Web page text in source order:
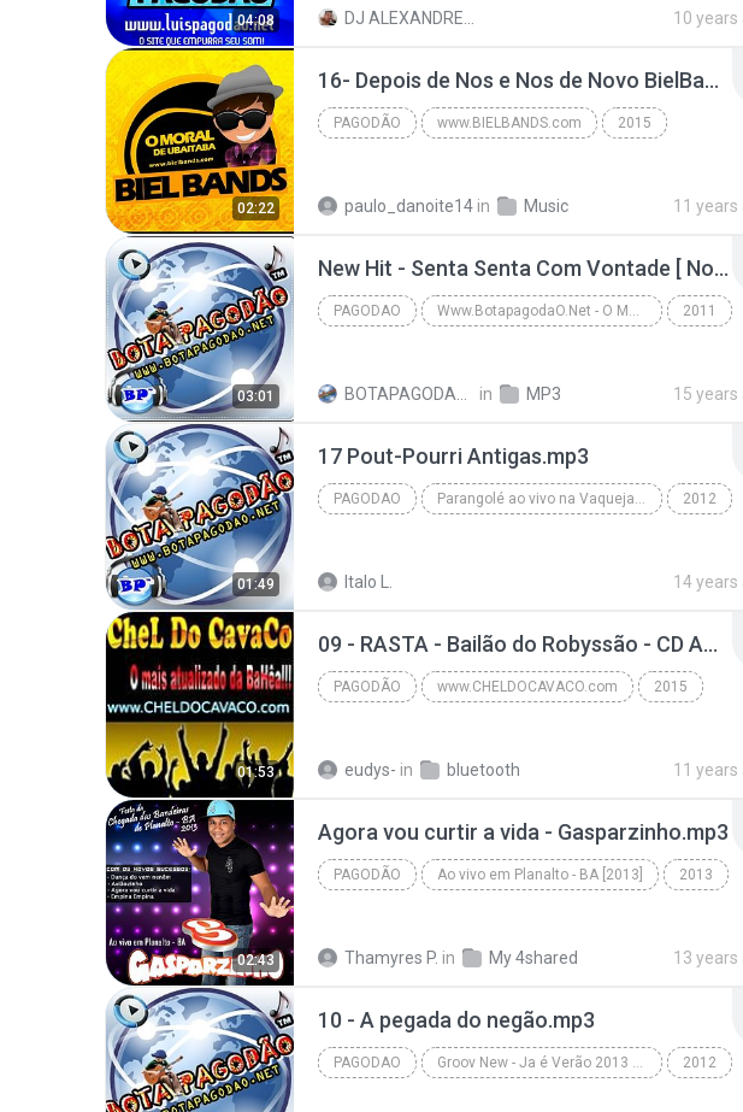
04:08 10 years
02:22
16- Depois de Nos e Nos de Novo BielBands.mp3
PAGODÃO www.BIELBANDS.com 2015
paulo_danoite14 in Music 11 years
03:01
New Hit - Senta Senta Com Vontade [ Nova 2011 ].mp3
PAGODAO Www.BotapagodaO.Net - O Mundo é Nosso e se não For Nóiz Toma ! 2011
in MP3 15 years
01:49
17 Pout-Pourri Antigas.mp3
PAGODAO Parangolé ao vivo na Vaquejada de Serrinha 2012 • @Botapagodao_Net 2012
Italo L. 14 years
01:53
09 - RASTA - Bailão do Robyssão - CD Ambiguidade 2015.mp3
PAGODÃO www.CHELDOCAVACO.com 2015
eudys- in bluetooth 11 years
02:43
Agora vou curtir a vida - Gasparzinho.mp3
PAGODÃO Ao vivo em Planalto - BA [2013] 2013
Thamyres P. in My 4shared 13 years
10 - A pegada do negão.mp3
PAGODAO Groov New - Ja é Verão 2013 ( Estúdio ) • @Botapagodao_Net 2012